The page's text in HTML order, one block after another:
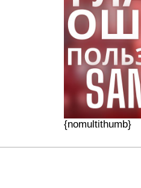
{nomultithumb}